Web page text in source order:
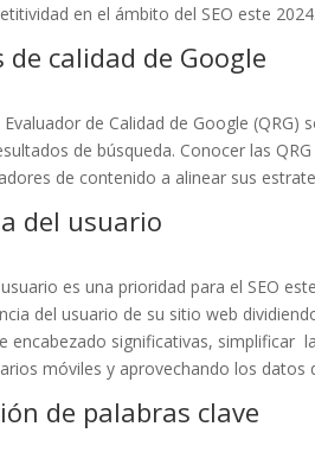
en el ámbito del SEO este 2024.
de calidad de Google
de Calidad de Google
de búsqueda. Conocer las
de contenido a alinear sus
del usuario
es una prioridad para el SEO
del usuario de su sitio web
encabezado significativas, simplificar
móviles y aprovechando los datos
de palabras clave